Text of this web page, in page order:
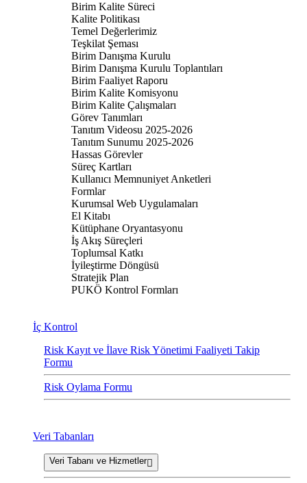
Birim Kalite Süreci
Kalite Politikası
Temel Değerlerimiz
Teşkilat Şeması
Birim Danışma Kurulu
Birim Danışma Kurulu Toplantıları
Birim Faaliyet Raporu
Birim Kalite Komisyonu
Birim Kalite Çalışmaları
Görev Tanımları
Tanıtım Videosu 2025-2026
Tanıtım Sunumu 2025-2026
Hassas Görevler
Süreç Kartları
Kullanıcı Memnuniyet Anketleri
Formlar
Kurumsal Web Uygulamaları
El Kitabı
Kütüphane Oryantasyonu
İş Akış Süreçleri
Toplumsal Katkı
İyileştirme Döngüsü
Stratejik Plan
PUKÖ Kontrol Formları
İç Kontrol
Risk Kayıt ve İlave Risk Yönetimi Faaliyeti Takip
Formu
Risk Oylama Formu
Veri Tabanları
Veri Tabanı ve Hizmetler